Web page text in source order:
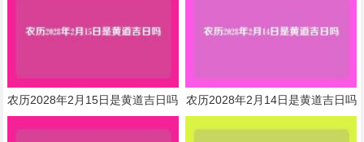
农历2028年2月15日是黄道吉日吗 农历2028年2月14日是黄道吉日吗